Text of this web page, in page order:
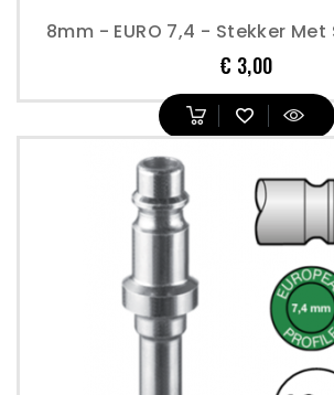
8mm - EURO 7,4 - Stekker
€ 3,00Prijs